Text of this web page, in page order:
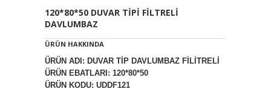
120*80*50 DUVAR TİPİ FİLTRELİ
DAVLUMBAZ
ÜRÜN HAKKINDA
ÜRÜN ADI: DUVAR TİP DAVLUMBAZ FİLİTRELİ
ÜRÜN EBATLARI: 120*80*50
ÜRÜN KODU: UDDF121